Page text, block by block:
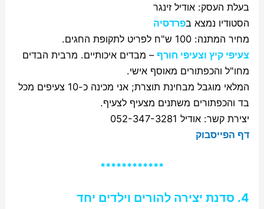
בעלת העסק: אודיל זינגר
הסטודיו נמצא בפרדסיה
מחיר המתנה: 100 ש"ח לפריט לתקופת החגים.
צעיפי קיץ וצעיפי חורף – מבדים איכותיים. מרבית הבדים
מחו"ל והכפתורים מאוסף אישי.
המלאי מוגבל מבחינת תוצרת; אני מכינה כ-10 צעיפים מכל
בד והכפתורים משתנים מצעיף לצעיף.
יצירת קשר: אודיל 052-347-3281
דף הפייסבוק
************
4. סדנת יצירה להורים וילדים יחד